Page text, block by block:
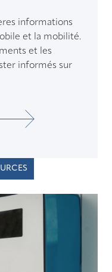
informations
et la mobilité.
et les
informés sur